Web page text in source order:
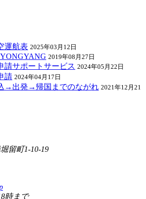
運航表 2025年03月12日
2019年08月27日
請サポートサービス 2024年05月22日
請 2024年04月17日
→出発→帰国までのながれ 2021年12月21
留町1-10-19
時まで